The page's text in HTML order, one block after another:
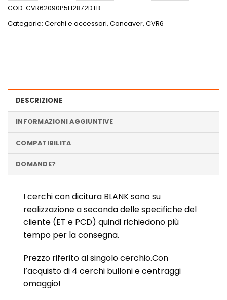
COD: CVR62090P5H2872DTB
Categorie: Cerchi e accessori, Concaver, CVR6
DESCRIZIONE
INFORMAZIONI AGGIUNTIVE
COMPATIBILITA
DOMANDE?
I cerchi con dicitura BLANK sono su
realizzazione a seconda delle specifiche del
cliente (ET e PCD) quindi richiedono più
tempo per la consegna.
Prezzo riferito al singolo cerchio.Con
l’acquisto di 4 cerchi bulloni e centraggi
omaggio!